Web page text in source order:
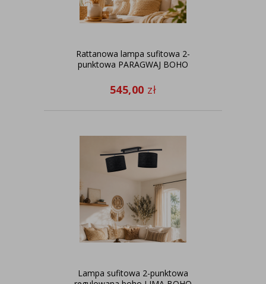
Rattanowa lampa sufitowa 2-
punktowa PARAGWAJ BOHO
545,00 zł
Lampa sufitowa 2-punktowa